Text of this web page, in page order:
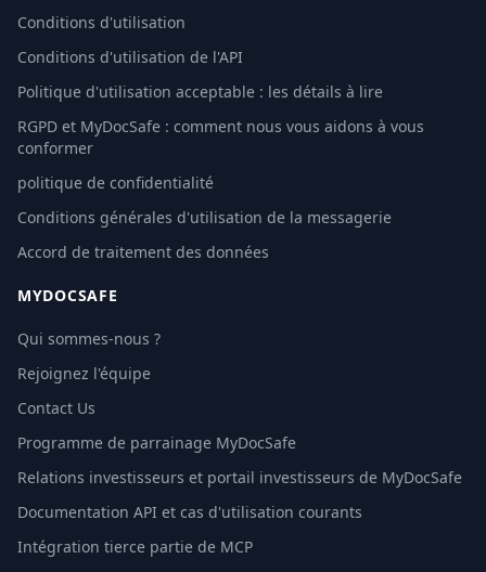
Conditions d'utilisation
Conditions d'utilisation de l'API
Politique d'utilisation acceptable : les détails à lire
RGPD et MyDocSafe : comment nous vous aidons à vous
conformer
politique de confidentialité
Conditions générales d'utilisation de la messagerie
Accord de traitement des données
MYDOCSAFE
Qui sommes-nous ?
Rejoignez l'équipe
Contact Us
Programme de parrainage MyDocSafe
Relations investisseurs et portail investisseurs de MyDocSafe
Documentation API et cas d'utilisation courants
Intégration tierce partie de MCP